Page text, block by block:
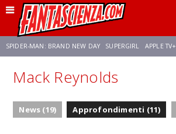
SPIDER-MAN: BRAND NEW DAY SUPERGIRL APPLE TV+
FRANCO RICCIARDIELLO ZENDAYA
Mack Reynolds
News (19) Approfondimenti (11)